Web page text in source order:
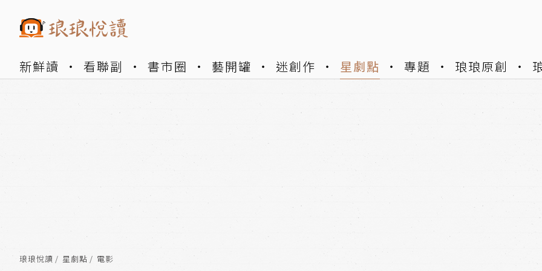
新鮮讀 看聯副 書市圈 藝開罐 迷創作 星劇點 專題 琅琅原創
琅琅悅讀 星劇點 電影